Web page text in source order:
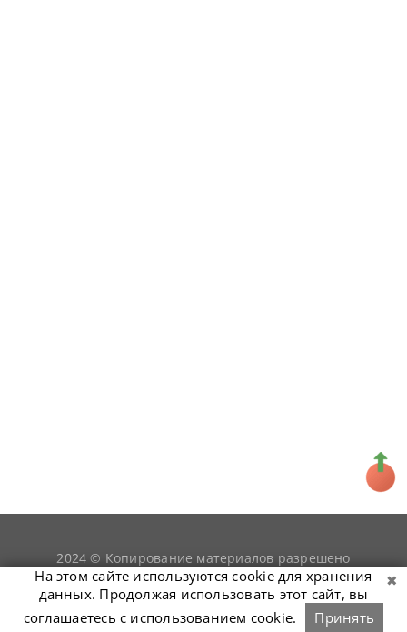
2024 © Копирование материалов разрешено
только при условии гиперссылки наsnookerist.ru
На этом сайте используются cookie для хранения
данных. Продолжая использовать этот сайт, вы
соглашаетесь с использованием cookie.
Принять